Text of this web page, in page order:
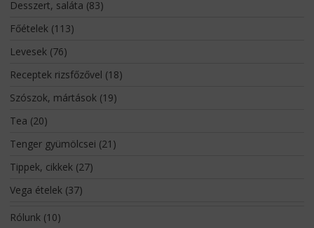
Desszert, saláta (83)
Főételek(113)
Levesek(76)
Receptek rizsfőzővel (18)
Szószok, mártások(19)
Tea (20)
Tenger gyümölcsei (21)
Tippek, cikkek(27)
Vega ételek(37)
Rólunk(10)